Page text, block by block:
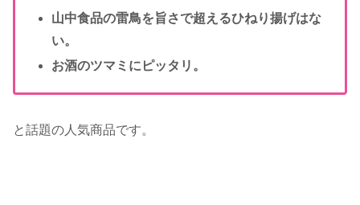
山中食品の雷鳥を旨さで超えるひねり揚げはな
い。
お酒のツマミにピッタリ。
と話題の人気商品です。